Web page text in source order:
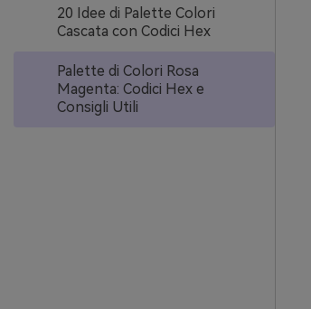
20 Idee di Palette Colori
Cascata con Codici Hex
Palette di Colori Rosa
Magenta: Codici Hex e
Consigli Utili